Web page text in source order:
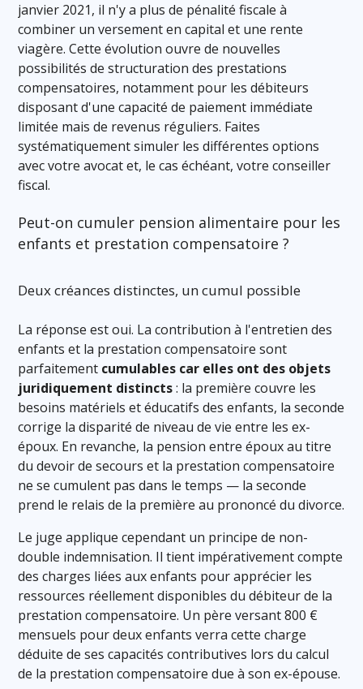
janvier 2021, il n'y a plus de pénalité fiscale à
combiner un versement en capital et une rente
viagère. Cette évolution ouvre de nouvelles
possibilités de structuration des prestations
compensatoires, notamment pour les débiteurs
disposant d'une capacité de paiement immédiate
limitée mais de revenus réguliers. Faites
systématiquement simuler les différentes options
avec votre avocat et, le cas échéant, votre conseiller
fiscal.
Peut-on cumuler pension alimentaire pour les
enfants et prestation compensatoire ?
Deux créances distinctes, un cumul possible
La réponse est oui. La contribution à l'entretien des
enfants et la prestation compensatoire sont
parfaitement cumulables car elles ont des objets
juridiquement distincts: la première couvre les
besoins matériels et éducatifs des enfants, la seconde
corrige la disparité de niveau de vie entre les ex-
époux. En revanche, la pension entre époux au titre
du devoir de secours et la prestation compensatoire
ne se cumulent pas dans le temps — la seconde
prend le relais de la première au prononcé du divorce.
Le juge applique cependant un principe de non-
double indemnisation. Il tient impérativement compte
des charges liées aux enfants pour apprécier les
ressources réellement disponibles du débiteur de la
prestation compensatoire. Un père versant 800 €
mensuels pour deux enfants verra cette charge
déduite de ses capacités contributives lors du calcul
de la prestation compensatoire due à son ex-épouse.